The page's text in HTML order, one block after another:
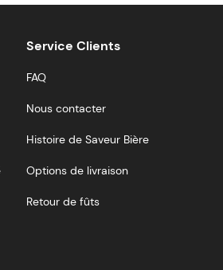
Service Clients
FAQ
Nous contacter
Histoire de Saveur Bière
Options de livraison
Retour de fûts